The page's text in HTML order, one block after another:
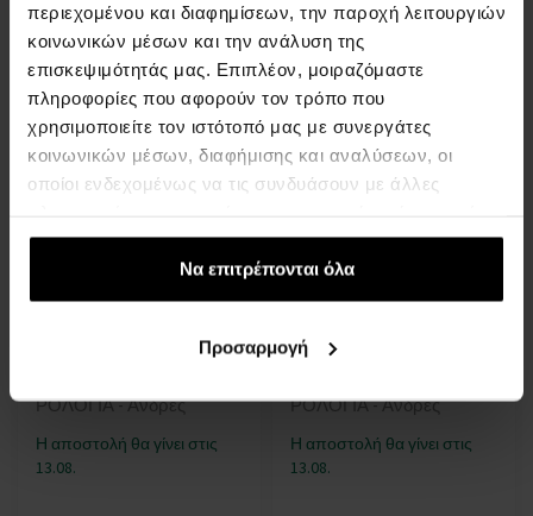
περιεχομένου και διαφημίσεων, την παροχή λειτουργιών
κοινωνικών μέσων και την ανάλυση της
επισκεψιμότητάς μας. Επιπλέον, μοιραζόμαστε
πληροφορίες που αφορούν τον τρόπο που
χρησιμοποιείτε τον ιστότοπό μας με συνεργάτες
κοινωνικών μέσων, διαφήμισης και αναλύσεων, οι
οποίοι ενδεχομένως να τις συνδυάσουν με άλλες
έχουν συλλέξει σε σχέση με την από μέρους σας χρήση
των υπηρεσιών τους.Να επιτρέπονται όλα
Προσαρμογή
Η αποστολή θα γίνει στις
13.08.
676,00 €
Η αποστολή θα γίνει στις
13.08.
499,00 €
Watch Chronograph 45mm
ΡΟΛΟΓΙΑ - Άνδρες
Η αποστολή θα γίνει στις
13.08.
Bulova 26A210A Accutron
Spaceview Evolution Mens
ΡΟΛΟΓΙΑ - Άνδρες
Η αποστολή θα γίνει στις
13.08.